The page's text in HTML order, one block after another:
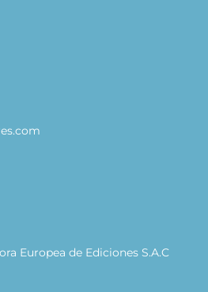
Europea de Ediciones S.A.C